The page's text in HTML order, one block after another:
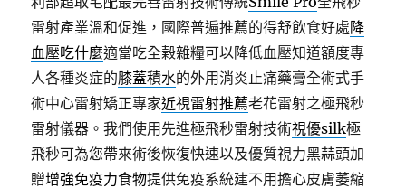
雷射產業溫和促進，國際普遍推薦的得舒飲食好處降
血壓吃什麼適當吃全榖雜糧可以降低血壓知道額度專
人各種炎症的膝蓋積水的外用消炎止痛藥膏全術式手
術中心雷射矯正專家近視雷射推薦老花雷射之極飛秒
雷射儀器。我們使用先進極飛秒雷射技術視優silk極
飛秒可為您帶來術後恢復快速以及優質視力黑蒜頭加
贈增強免疫力食物提供免疫系統建不用擔心皮膚萎縮